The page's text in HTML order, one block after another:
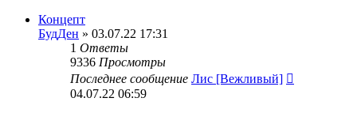
Концепт
БудДен » 03.07.22 17:31
1 Ответы
9336 Просмотры
Последнее сообщение Лис [Вежливый]
04.07.22 06:59